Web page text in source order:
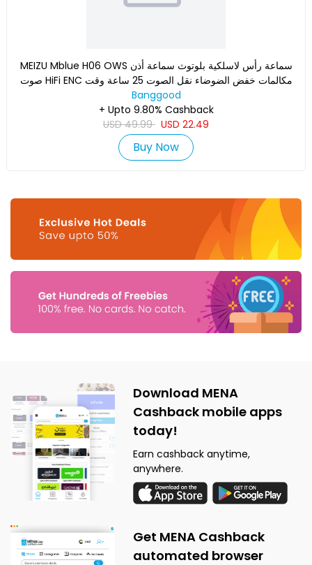
MEIZU Mblue H06 OWS سماعة رأس لاسلكية بلوتوث سماعة أذن
صوت HiFi ENC مكالمات خفض الضوضاء نقل الصوت 25 ساعة وقت
الانتظار خ
Banggood
+ Upto 9.80% Cashback
USD49.99 USD 22.49
Buy Now
Download MENA
Cashback mobile apps
today!
Earn cashback anytime,
anywhere.
Get MENA Cashback
automated browser